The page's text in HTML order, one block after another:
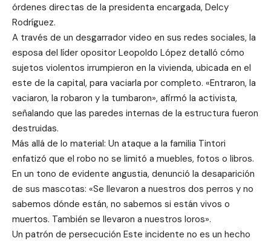
órdenes directas de la presidenta encargada, Delcy
Rodríguez.
A través de un desgarrador video en sus redes sociales, la
esposa del líder opositor Leopoldo López detalló cómo
sujetos violentos irrumpieron en la vivienda, ubicada en el
este de la capital, para vaciarla por completo. «Entraron, la
vaciaron, la robaron y la tumbaron», afirmó la activista,
señalando que las paredes internas de la estructura fueron
destruidas.
Más allá de lo material: Un ataque a la familia Tintori
enfatizó que el robo no se limitó a muebles, fotos o libros.
En un tono de evidente angustia, denunció la desaparición
de sus mascotas: «Se llevaron a nuestros dos perros y no
sabemos dónde están, no sabemos si están vivos o
muertos. También se llevaron a nuestros loros».
Un patrón de persecución Este incidente no es un hecho